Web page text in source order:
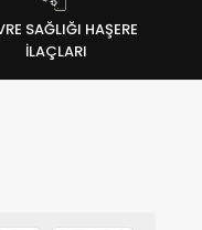
SAĞLIĞI HAŞERE
İLAÇLARI